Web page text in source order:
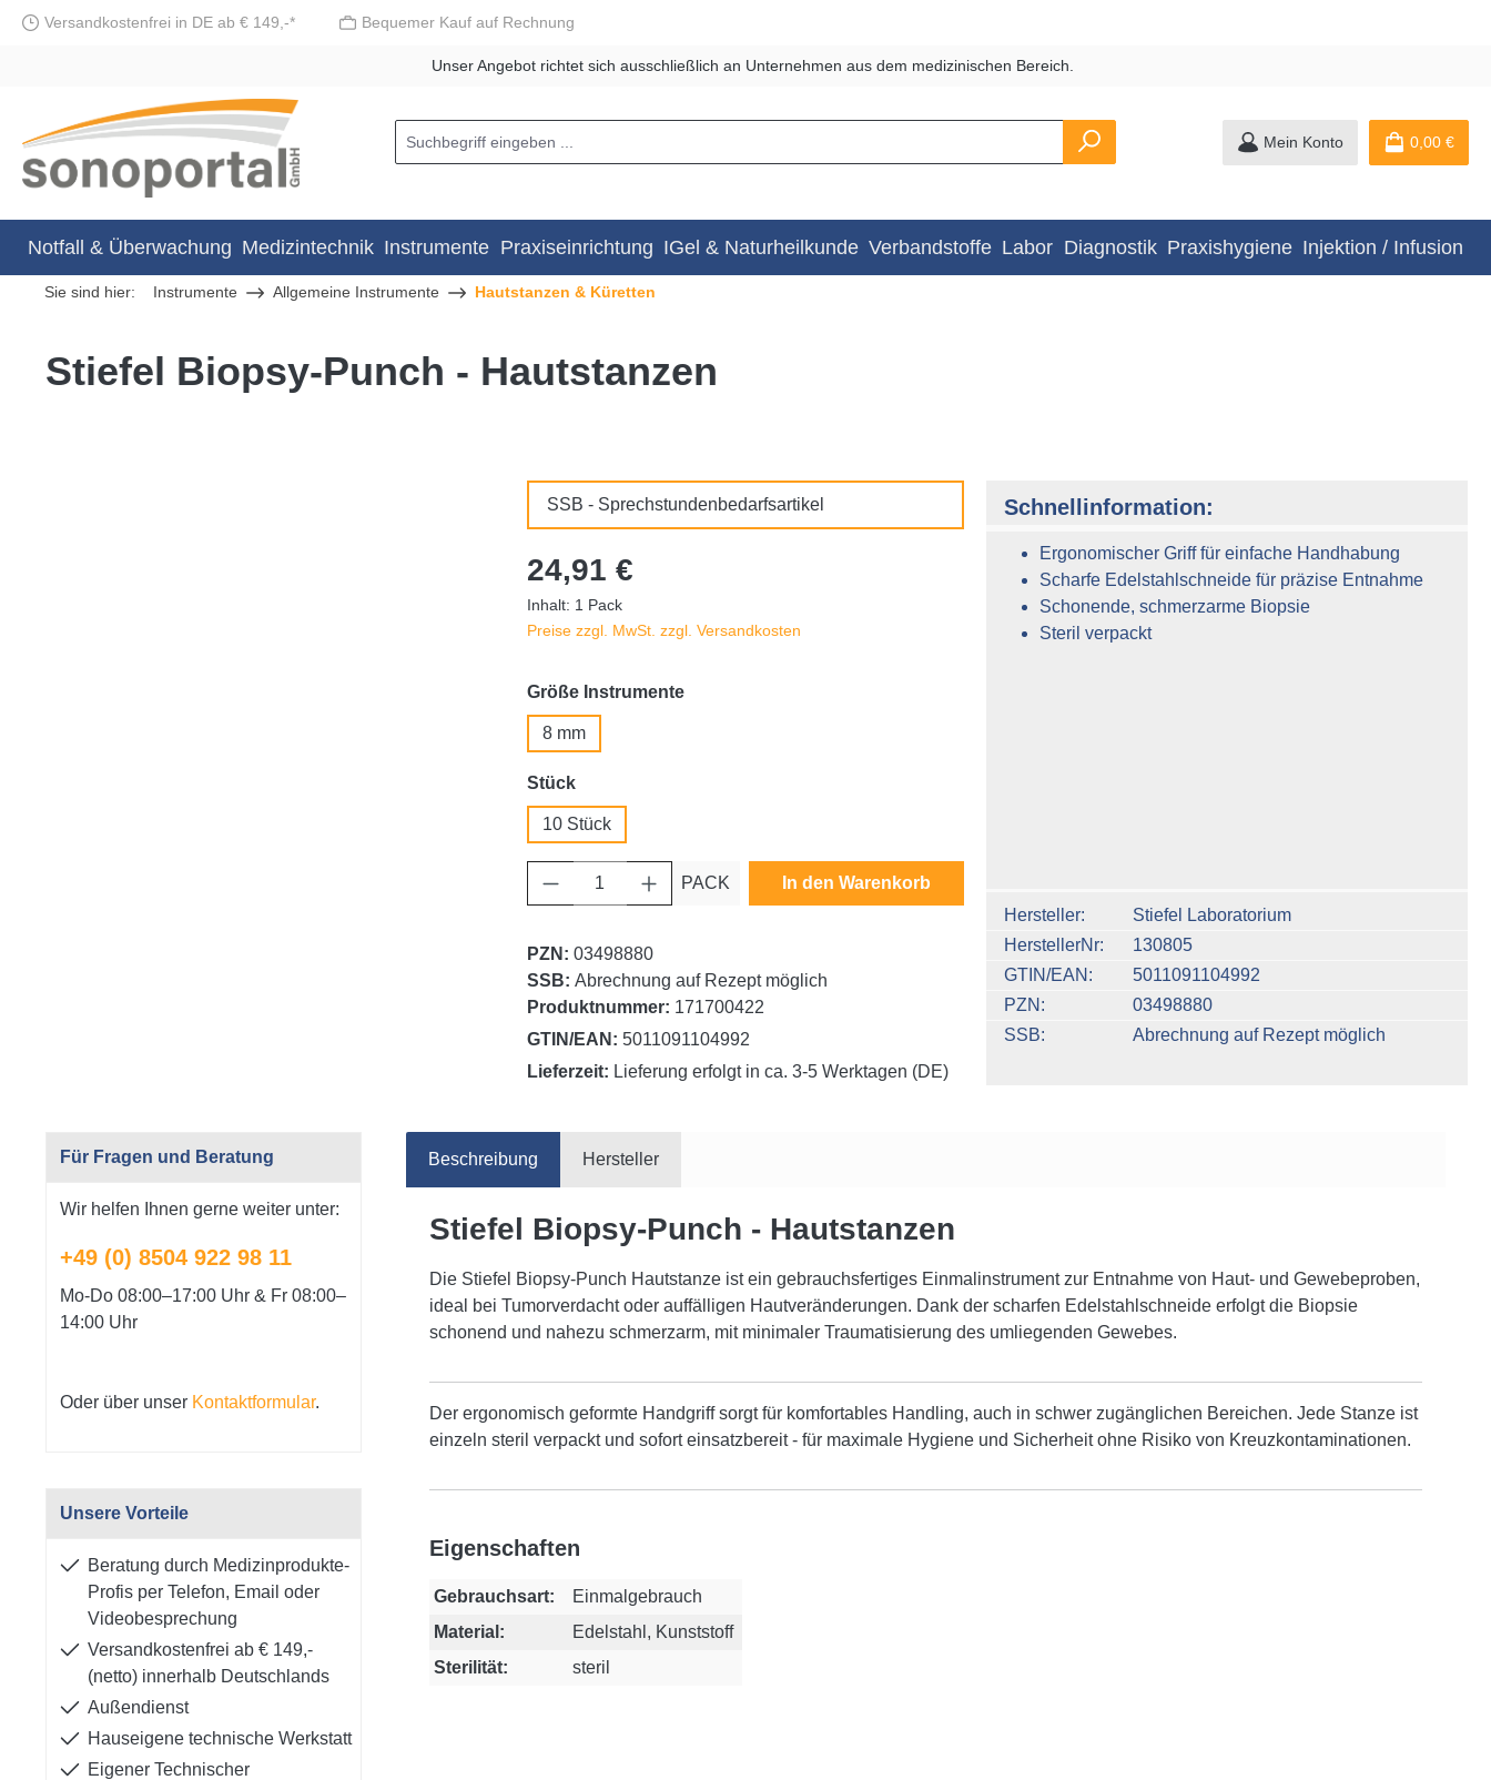
Zur Hauptnavigation springen
Versandkostenfrei in DE ab € 149,-* Bequemer Kauf auf Rechnung
Unser Angebot richtet sich ausschließlich an Unternehmen aus dem medizinischen Bereich.
Mein Konto 0,00 €
Notfall & Überwachung Medizintechnik Instrumente Praxiseinrichtung IGel & Naturheilkunde Verbandstoffe Labor Diagnostik Praxishygiene Injektion / Infusion
Sie sind hier: Instrumente Allgemeine Instrumente Hautstanzen & Küretten
Stiefel Biopsy-Punch - Hautstanzen
SSB - Sprechstundenbedarfsartikel
24,91 €
Inhalt: 1 Pack
Preise zzgl. MwSt. zzgl. Versandkosten
Größe Instrumenteauswählen
8 mm
Stückauswählen
10 Stück
PACK In den Warenkorb
PZN: 03498880
SSB: Abrechnung auf Rezept möglich
Produktnummer: 171700422
GTIN/EAN: 5011091104992
Lieferzeit: Lieferung erfolgt in ca. 3-5 Werktagen (DE)
Schnellinformation:
Ergonomischer Griff für einfache Handhabung
Scharfe Edelstahlschneide für präzise Entnahme
Schonende, schmerzarme Biopsie
Steril verpackt
Hersteller
Stiefel Laboratorium
HerstellerNr
130805
GTIN/EAN
5011091104992
PZN
03498880
SSB
Abrechnung auf Rezept möglich
Für Fragen und Beratung
Wir helfen Ihnen gerne weiter unter:
+49 (0) 8504 922 98 11
Mo-Do 08:00–17:00 Uhr & Fr 08:00–
14:00 Uhr
Oder über unser Kontaktformular.
Unsere Vorteile
Beratung durch Medizinprodukte-
Profis per Telefon, Email oder
Videobesprechung
Versandkostenfrei ab € 149,-
(netto) innerhalb Deutschlands
Außendienst
Hauseigene technische Werkstatt
Eigener Technischer
Beschreibung Hersteller
Stiefel Biopsy-Punch - Hautstanzen
Die Stiefel Biopsy-Punch Hautstanze ist ein gebrauchsfertiges Einmalinstrument zur Entnahme von Haut- und Gewebeproben,
ideal bei Tumorverdacht oder auffälligen Hautveränderungen. Dank der scharfen Edelstahlschneide erfolgt die Biopsie
schonend und nahezu schmerzarm, mit minimaler Traumatisierung des umliegenden Gewebes.
Der ergonomisch geformte Handgriff sorgt für komfortables Handling, auch in schwer zugänglichen Bereichen. Jede Stanze ist
einzeln steril verpackt und sofort einsatzbereit - für maximale Hygiene und Sicherheit ohne Risiko von Kreuzkontaminationen.
Eigenschaften
Gebrauchsart:
Einmalgebrauch
Material:
Edelstahl, Kunststoff
Sterilität:
steril